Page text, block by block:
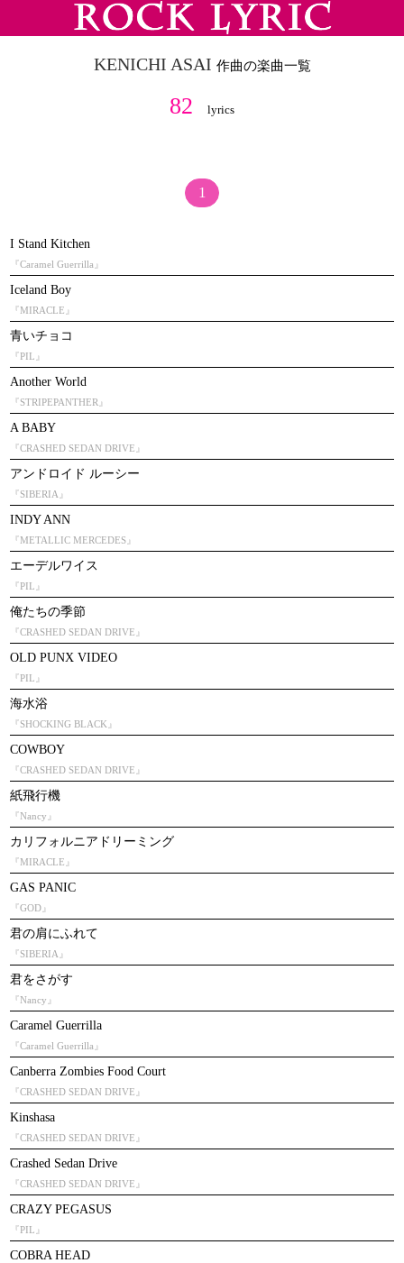
KENICHI ASAI 作曲の楽曲一覧
82 lyrics
1
I Stand Kitchen
『Caramel Guerrilla』
Iceland Boy
『MIRACLE』
青いチョコ
『PIL』
Another World
『STRIPEPANTHER』
A BABY
『CRASHED SEDAN DRIVE』
アンドロイド ルーシー
『SIBERIA』
INDY ANN
『METALLIC MERCEDES』
エーデルワイス
『PIL』
俺たちの季節
『CRASHED SEDAN DRIVE』
OLD PUNX VIDEO
『PIL』
海水浴
『SHOCKING BLACK』
COWBOY
『CRASHED SEDAN DRIVE』
紙飛行機
『Nancy』
カリフォルニアドリーミング
『MIRACLE』
GAS PANIC
『GOD』
君の肩にふれて
『SIBERIA』
君をさがす
『Nancy』
Caramel Guerrilla
『Caramel Guerrilla』
Canberra Zombies Food Court
『CRASHED SEDAN DRIVE』
Kinshasa
『CRASHED SEDAN DRIVE』
Crashed Sedan Drive
『CRASHED SEDAN DRIVE』
CRAZY PEGASUS
『PIL』
COBRA HEAD